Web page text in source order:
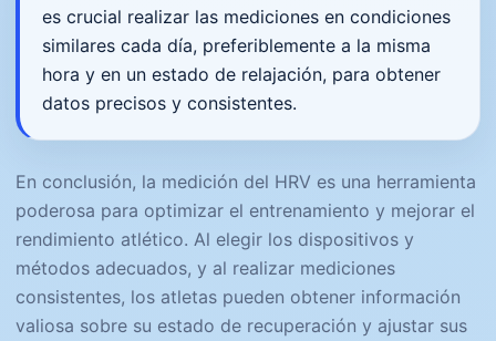
es crucial realizar las mediciones en condiciones
similares cada día, preferiblemente a la misma
hora y en un estado de relajación, para obtener
datos precisos y consistentes.
En conclusión, la medición del HRV es una herramienta
poderosa para optimizar el entrenamiento y mejorar el
rendimiento atlético. Al elegir los dispositivos y
métodos adecuados, y al realizar mediciones
consistentes, los atletas pueden obtener información
valiosa sobre su estado de recuperación y ajustar sus